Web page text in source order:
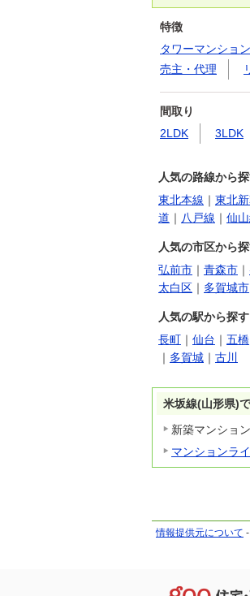
特徴
タワーマンション
売主・代理
間取り
2LDK
3LDK
人気の路線から
東北本線 ｜ 東北
道 ｜ 八戸線 ｜ 仙
人気の市区から
弘前市 ｜ 青森市 ｜
太白区 ｜ 多賀城市
人気の駅から探
長町 ｜ 仙台 ｜ 五橋
｜ 多賀城 ｜ 古川
米坂線(山形県)
新築マンション
マンションラ
情報提供元について -